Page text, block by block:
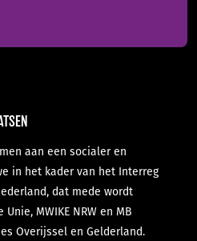
aan een socialer en
in het kader van het Interreg
dat mede wordt
MWIKE NRW en MB
Overijssel en Gelderland.